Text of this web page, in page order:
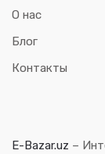
О нас
Блог
Контакты
E-Bazar.uz –